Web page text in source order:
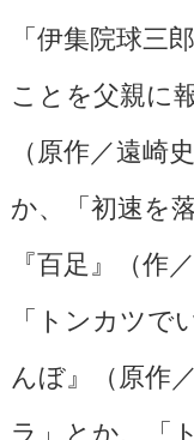
「伊集院球三
ことを父親に
（原作／遠
か、「初速を
『百足』（作
「トンカツで
んぼ』（原作
ラ」とか、「